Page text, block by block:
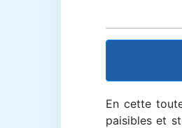
En cette
paisibles et